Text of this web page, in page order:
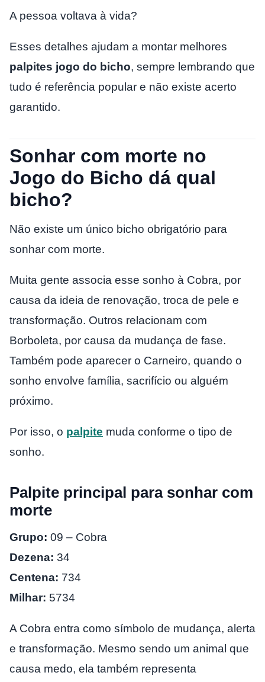
A pessoa voltava à vida?
Esses detalhes ajudam a montar melhores
palpites jogo do bicho, sempre lembrando que
tudo é referência popular e não existe acerto
garantido.
Sonhar com morte no
Jogo do Bicho dá qual
bicho?
Não existe um único bicho obrigatório para
sonhar com morte.
Muita gente associa esse sonho à Cobra, por
causa da ideia de renovação, troca de pele e
transformação. Outros relacionam com
Borboleta, por causa da mudança de fase.
Também pode aparecer o Carneiro, quando o
sonho envolve família, sacrifício ou alguém
próximo.
Por isso, o palpite muda conforme o tipo de
sonho.
Palpite principal para sonhar com
morte
Grupo: 09 – Cobra
Dezena: 34
Centena: 734
Milhar: 5734
A Cobra entra como símbolo de mudança, alerta
e transformação. Mesmo sendo um animal que
causa medo, ela também representa